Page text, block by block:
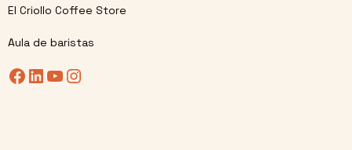
El Criollo Coffee Store
Aula de baristas
Facebook LinkedIn YouTube Instagram